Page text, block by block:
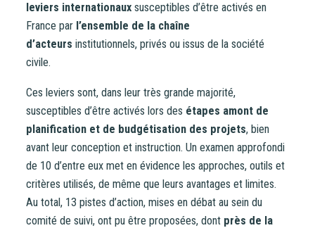
leviers internationaux susceptibles d’être activés en
France par l’ensemble de la chaîne
d’acteurs institutionnels, privés ou issus de la société
civile.
Ces leviers sont, dans leur très grande majorité,
susceptibles d’être activés lors des étapes amont de
planification et de budgétisation des projets, bien
avant leur conception et instruction. Un examen approfondi
de 10 d’entre eux met en évidence les approches, outils et
critères utilisés, de même que leurs avantages et limites.
Au total, 13 pistes d’action, mises en débat au sein du
comité de suivi, ont pu être proposées, dont près de la